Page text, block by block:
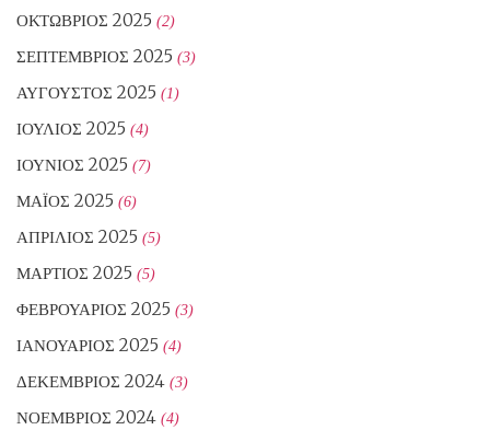
ΟΚΤΏΒΡΙΟΣ 2025 (2)
ΣΕΠΤΈΜΒΡΙΟΣ 2025 (3)
ΑΎΓΟΥΣΤΟΣ 2025 (1)
ΙΟΎΛΙΟΣ 2025 (4)
ΙΟΎΝΙΟΣ 2025 (7)
ΜΆΙΟΣ 2025 (6)
ΑΠΡΊΛΙΟΣ 2025 (5)
ΜΆΡΤΙΟΣ 2025 (5)
ΦΕΒΡΟΥΆΡΙΟΣ 2025 (3)
ΙΑΝΟΥΆΡΙΟΣ 2025 (4)
ΔΕΚΈΜΒΡΙΟΣ 2024 (3)
ΝΟΈΜΒΡΙΟΣ 2024 (4)